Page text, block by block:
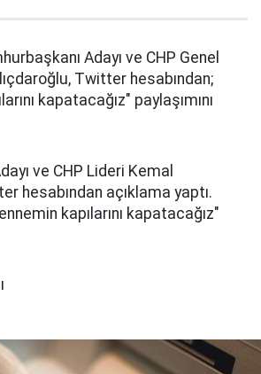
Adayı ve CHP Genel
Twitter hesabından;
kapatacağız" paylaşımını
ve CHP Lideri Kemal
hesabından açıklama yaptı.
kapılarını kapatacağız"